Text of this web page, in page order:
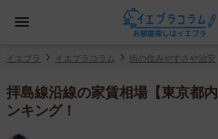
イエプラ イエプラコラム 街の住みやすさや治安
拝島線沿線の家賃相場【東京都
ンキング！